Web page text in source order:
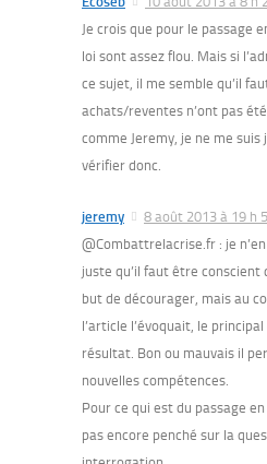
Je crois que pour le passage
loi sont assez flou. Mais si
ce sujet, il me semble qu’il
achats/reventes n’ont pas
comme Jeremy, je ne me
vérifier donc.
jeremy
8 août 2013 à 19 h
@Combattrelacrise.fr : je
juste qu’il faut être conscient
but de décourager, mais au
l’article l’évoquait, le
résultat. Bon ou mauvais il
nouvelles compétences.
Pour ce qui est du passage
pas encore penché sur la